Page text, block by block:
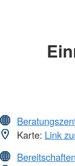
Karte: Link